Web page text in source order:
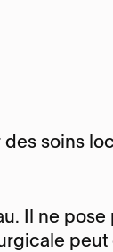
soins
Il ne pose
peut